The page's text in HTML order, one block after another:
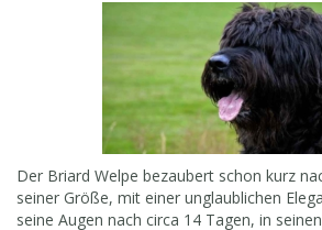
Der Briard Welpe bezaubert schon kurz
seiner Größe, mit einer unglaublichen
seine Augen nach circa 14 Tagen, in